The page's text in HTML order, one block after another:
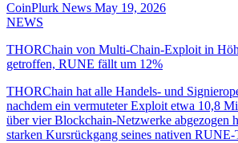
CoinPlurk News May 19, 2026
NEWS
THORChain von Multi-Chain-Exploit in
getroffen, RUNE fällt um 12%
THORChain hat alle Handels- und
nachdem ein vermuteter Exploit etwa 10,8
über vier Blockchain-Netzwerke abgezogen
starken Kursrückgang seines nativen RUNE-